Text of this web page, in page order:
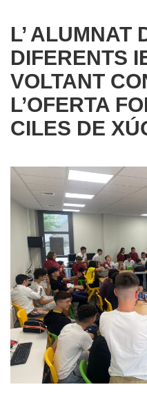
L’ ALUMNAT
DIFERENTS
VOLTANT
L’OFERTA
CILES DE